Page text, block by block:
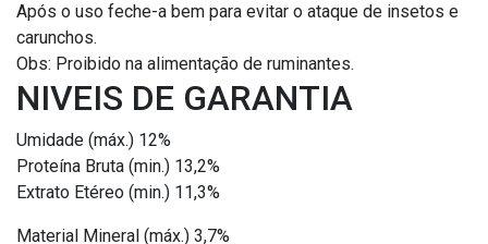
Após o uso feche-a bem para evitar o ataque de insetos e
carunchos.
Obs: Proibido na alimentação de ruminantes.
NIVEIS DE GARANTIA
Umidade (máx.) 12%
Proteína Bruta (min.) 13,2%
Extrato Etéreo (min.) 11,3%
Material Mineral (máx.) 3,7%